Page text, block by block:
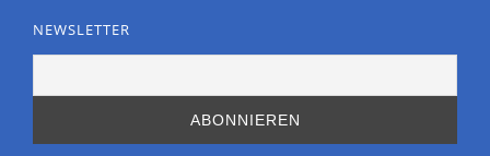
NEWSLETTER